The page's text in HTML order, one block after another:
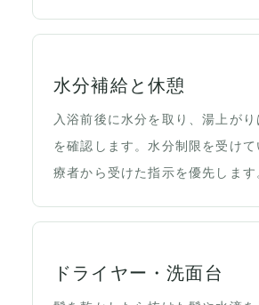
水分補給と休憩
入浴前後に水分を取り、湯上が
を確認します。水分制限を受け
療者から受けた指示を優先します
ドライヤー・洗面台